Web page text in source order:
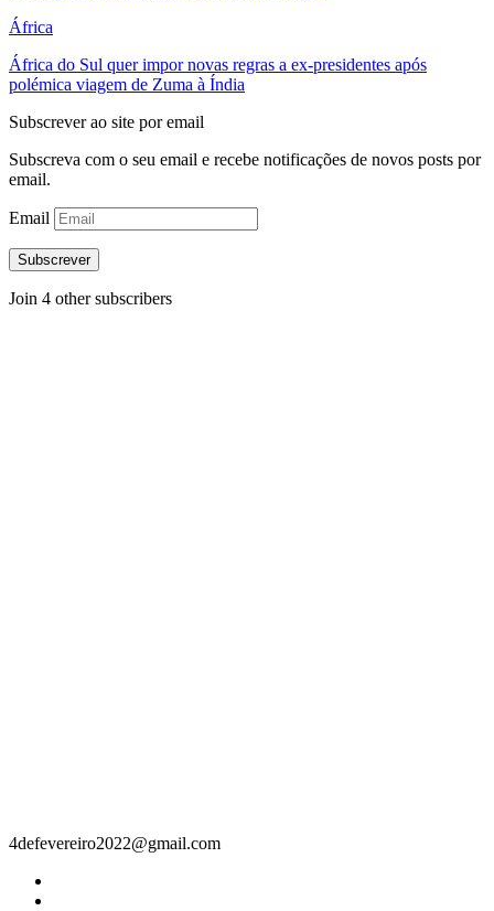
África
África do Sul quer impor novas regras a ex-presidentes após
polémica viagem de Zuma à Índia
Subscrever ao site por email
Subscreva com o seu email e recebe notificações de novos posts por
email.
Email
Subscrever
Join 4 other subscribers
4defevereiro2022@gmail.com